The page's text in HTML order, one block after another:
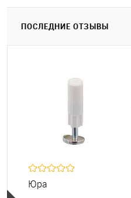
ПОСЛЕДНИЕ ОТЗЫВЫ
Юра